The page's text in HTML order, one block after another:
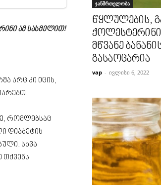
ამ სასმელით!
არც კი იცის,
რომლებსაც
დიაბეტის
სხვა
თქვენს
ჯანმრთელობა
წყლულების,
მწვანე
გასაოცარია
vap - ივლისი 6, 2022